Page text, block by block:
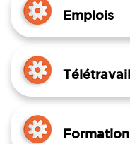
Emplois
Télétravail
Formation